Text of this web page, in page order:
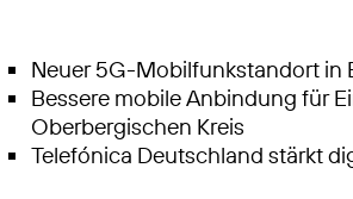
Neuer 5G-Mobilfunkstandort in
Bessere mobile Anbindung für
Oberbergischen Kreis
Telefónica Deutschland stärkt